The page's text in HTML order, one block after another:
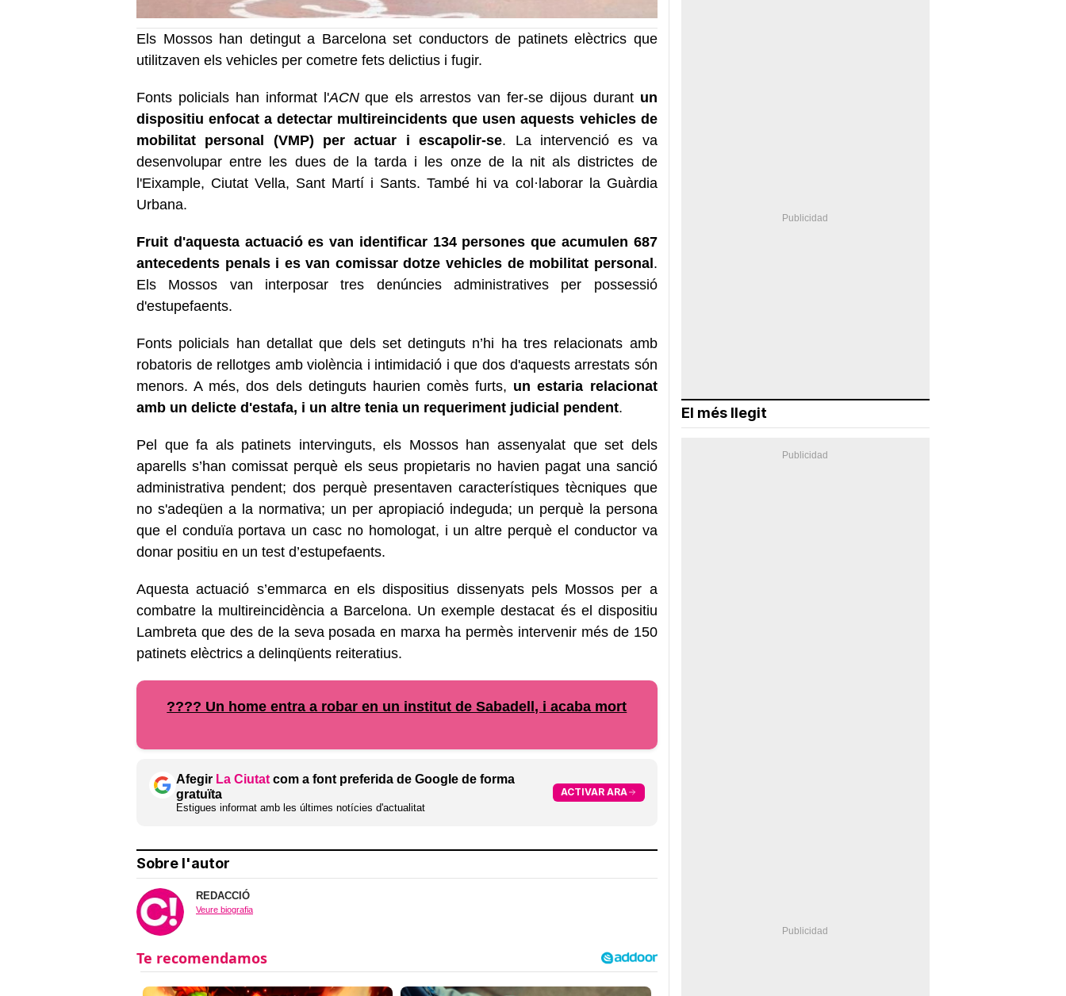
Els Mossos han detingut a Barcelona set conductors de patinets elèctrics que
utilitzaven els vehicles per cometre fets delictius i fugir.
Fonts policials han informat l'ACNque els arrestos van fer-se dijous durantun
dispositiu enfocat a detectar multireincidents que usen aquests vehicles de
mobilitat personal (VMP) per actuar i escapolir-se. La intervenció es va
desenvolupar entre les dues de la tarda i les onze de la nit als districtes de
l'Eixample, Ciutat Vella, Sant Martí i Sants. També hi va col·laborar la Guàrdia
Urbana.
Fruit d'aquesta actuació es van identificar 134 persones que acumulen 687
antecedents penals i es van comissar dotze vehicles de mobilitat personal.
Els Mossos van interposar tres denúncies administratives per possessió
d'estupefaents.
Fonts policials han detallat que dels set detinguts n’hi ha tres relacionats amb
robatoris de rellotges amb violència i intimidació i que dos d'aquests arrestats són
menors. A més, dos dels detinguts haurien comès furts, un estaria relacionat
amb un delicte d'estafa, i un altre tenia un requeriment judicial pendent.
Pel que fa als patinets intervinguts, els Mossos han assenyalat que set dels
aparells s’han comissat perquè els seus propietaris no havien pagat una sanció
administrativa pendent; dos perquè presentaven característiques tècniques que
no s'adeqüen a la normativa; un per apropiació indeguda; un perquè la persona
que el conduïa portava un casc no homologat, i un altre perquè el conductor va
donar positiu en un test d’estupefaents.
Aquesta actuació s’emmarca en els dispositius dissenyats pels Mossos per a
combatre la multireincidència a Barcelona. Un exemple destacat és el dispositiu
Lambreta que des de la seva posada en marxa ha permès intervenir més de 150
patinets elèctrics a delinqüents reiteratius.
???? Un home entra a robar en un institut de Sabadell, i acaba mort
Afegir La Ciutat com a font preferida de Google de forma
gratuïta
Estigues informat amb les últimes notícies d'actualitat
ACTIVAR ARA
Sobre l'autor
REDACCIÓ
Veure biografia
El més llegit